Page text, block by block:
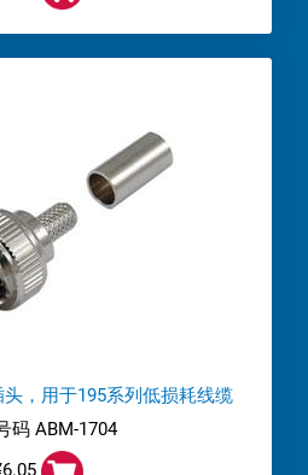
，用于195系列低损耗线缆
码 ABM-1704